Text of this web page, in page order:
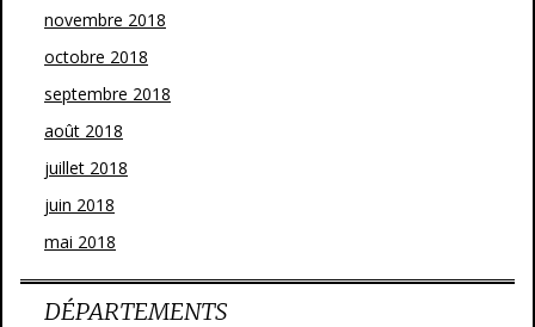
novembre 2018
octobre 2018
septembre 2018
août 2018
juillet 2018
juin 2018
mai 2018
DÉPARTEMENTS